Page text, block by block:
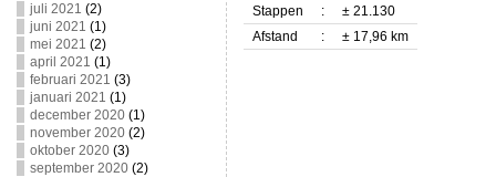
juli 2021 (2)
juni 2021 (1)
mei 2021 (2)
april 2021 (1)
februari 2021 (3)
januari 2021 (1)
december 2020(1)
november 2020(2)
oktober 2020(3)
september 2020(2)
Stappen :
± 21.130
Afstand
: ± 17,96 km